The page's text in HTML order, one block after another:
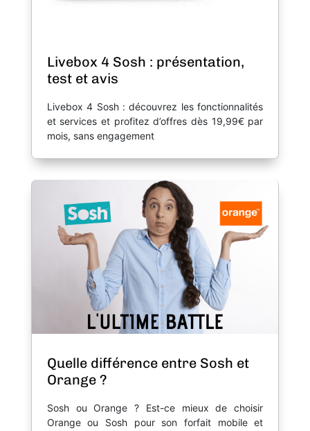
Livebox 4 Sosh : présentation,
test et avis
Livebox 4 Sosh : découvrez les fonctionnalités
et services et profitez d’offres dès 19,99€ par
mois, sans engagement
Quelle différence entre Sosh et
Orange ?
Sosh ou Orange ? Est-ce mieux de choisir
Orange ou Sosh pour son forfait mobile et